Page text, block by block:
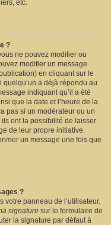
etc.
?
ne pouvez modifier ou
modifier un message
en cliquant sur le
a déjà répondu au
indiquant qu’il a été
que la date et l’heure de la
pas si un modérateur ou un
ont la possibilité de laisser
de leur propre initiative.
un message une fois que
?
votre panneau de l’utilisateur.
signature sur le formulaire de
la signature par défaut à